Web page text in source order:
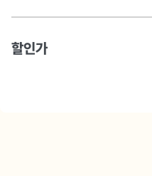
할인가